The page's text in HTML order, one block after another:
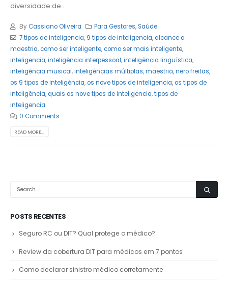
diversidade de...
ByCassiano Oliveira Para Gestores,Saúde
7 tipos de inteligencia, 9 tipos de inteligencia,alcance a
maestria,como ser inteligente,como ser mais inteligente,
inteligencia,inteligência interpessoal,inteligência linguística,
inteligência musical,inteligências múltiplas,maestria,nero freitas,
os 9 tipos de inteligência,os nove tipos de inteligencia,os tipos de
inteligência,quais os nove tipos de inteligencia,tipos de
inteligencia
0 Comments
READ MORE...
POSTS RECENTES
Seguro RC ou DIT? Qual protege o médico?
Review da cobertura DIT para médicos em 7 pontos
Como declarar sinistro médico corretamente